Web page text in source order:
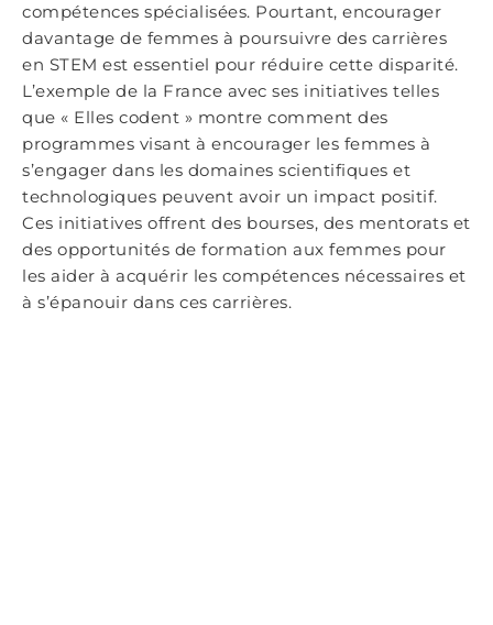
compétences spécialisées. Pourtant, encourager
davantage de femmes à poursuivre des carrières
en STEM est essentiel pour réduire cette disparité.
L’exemple de la France avec ses initiatives telles
que « Elles codent » montre comment des
programmes visant à encourager les femmes à
s’engager dans les domaines scientifiques et
technologiques peuvent avoir un impact positif.
Ces initiatives offrent des bourses, des mentorats et
des opportunités de formation aux femmes pour
les aider à acquérir les compétences nécessaires et
à s’épanouir dans ces carrières.